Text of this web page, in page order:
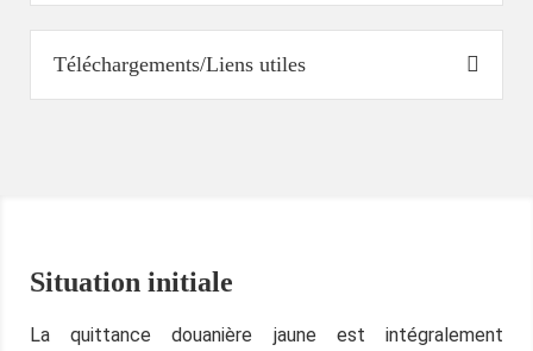
Téléchargements/Liens utiles
Situation initiale
La quittance douanière jaune est intégralement